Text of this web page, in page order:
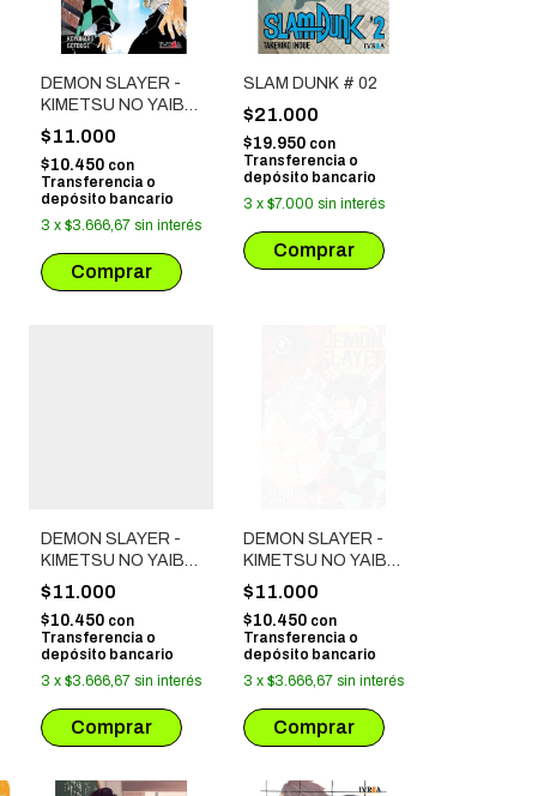
DEMON SLAYER -
KIMETSU NO YAIBA
# 03
$11.000
$10.450 con
Transferencia o
depósito bancario
3 x $3.666,67 sin interés
SLAM DUNK # 02
$21.000
$19.950 con
Transferencia o
depósito bancario
3 x $7.000 sin interés
DEMON SLAYER -
KIMETSU NO YAIBA
# 06
$11.000
$10.450 con
Transferencia o
depósito bancario
3 x $3.666,67 sin interés
DEMON SLAYER -
KIMETSU NO YAIBA
# 04
$11.000
$10.450 con
Transferencia o
depósito bancario
3 x $3.666,67 sin interés